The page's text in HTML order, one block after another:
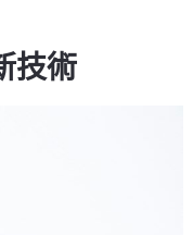
技術